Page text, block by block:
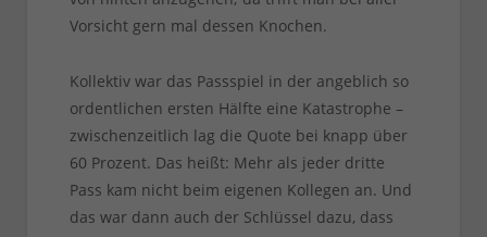
Vorsicht gern mal dessen Knochen.
Kollektiv war das Passspiel in der angeblich so
ordentlichen ersten Hälfte eine Katastrophe –
zwischenzeitlich lag die Quote bei knapp über
60 Prozent. Das heißt: Mehr als jeder dritte
Pass kam nicht beim eigenen Kollegen an. Und
das war dann auch der Schlüssel dazu, dass